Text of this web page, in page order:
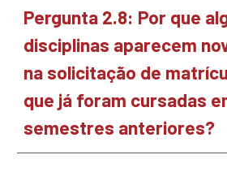
Pergunta 2.8: Por que
disciplinas aparecem
na solicitação de
que já foram cursadas
semestres anteriores?